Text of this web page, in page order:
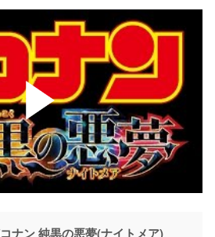
ナン 純黒の悪夢(ナイトメア)